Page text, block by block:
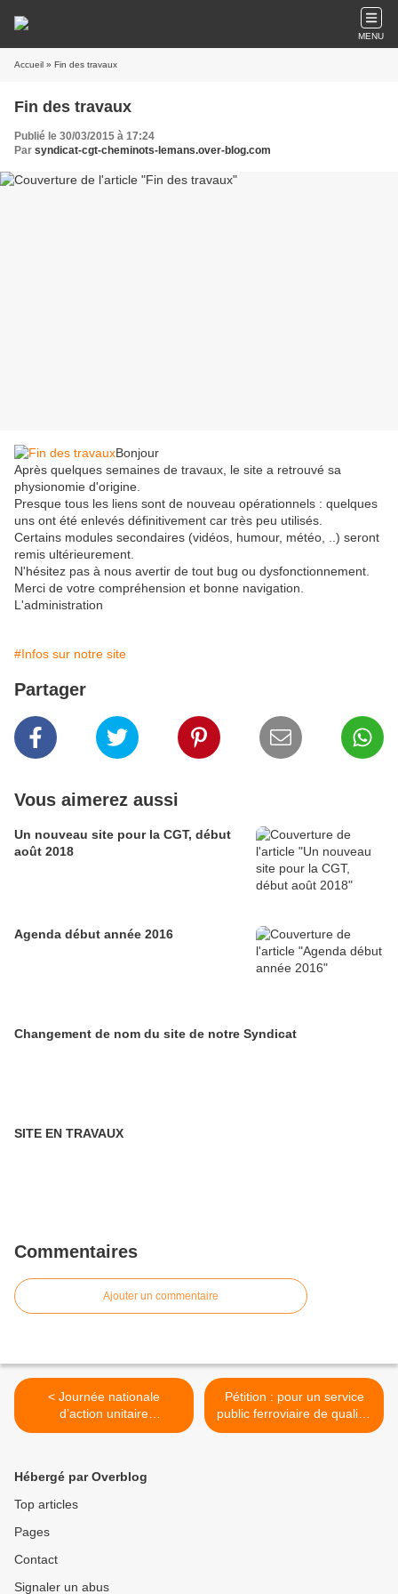
MENU
Accueil » Fin des travaux
Fin des travaux
Publié le 30/03/2015 à 17:24
Par syndicat-cgt-cheminots-lemans.over-blog.com
Bonjour
Après quelques semaines de travaux, le site a retrouvé sa
physionomie d'origine.
Presque tous les liens sont de nouveau opérationnels : quelques
uns ont été enlevés définitivement car très peu utilisés.
Certains modules secondaires (vidéos, humour, météo, ..) seront
remis ultérieurement.
N'hésitez pas à nous avertir de tout bug ou dysfonctionnement.
Merci de votre compréhension et bonne navigation.
L'administration
#Infos sur notre site
Partager
Vous aimerez aussi
Un nouveau site pour la CGT, début
août 2018
Agenda début année 2016
Changement de nom du site de notre Syndicat
SITE EN TRAVAUX
Commentaires
Ajouter un commentaire
< Journée nationale
d’action unitaire
interprofessionnelle du 9
Pétition : pour un service
public ferroviaire de qualité.
Poursuivons les signatures
Hébergé par Overblog
Top articles
Pages
Contact
Signaler un abus